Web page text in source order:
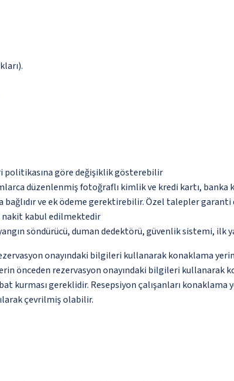
politikasına göre değişiklik gösterebilir
düzenlenmiş fotoğraflı kimlik ve kredi kartı,
ve ek ödeme gerektirebilir. Özel talepler garanti
nakit kabul edilmektedir
söndürücü, duman dedektörü, güvenlik sistemi, ilk
onayındaki bilgileri kullanarak konaklama
önceden rezervasyon onayındaki bilgileri
gereklidir. Resepsiyon çalışanları konaklama
çevrilmiş olabilir.